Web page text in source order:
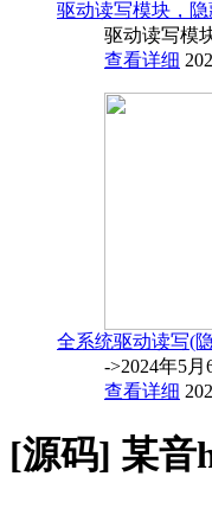
驱动读写模块，
驱动读写模
查看详细
全系统驱动读写(
->2024年5
查看详细
[源码] 某音